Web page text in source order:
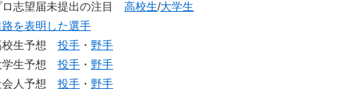
ロ志望届未提出の注目 高校生/大学生
路を表明した選手
校生予想 投手 ・ 野手
学生予想 投手 ・ 野手
会人予想 投手 ・ 野手